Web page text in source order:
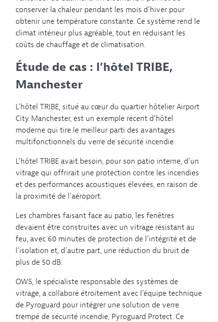
conserver la chaleur pendant les mois d’hiver pour
obtenir une température constante. Ce système rend le
climat intérieur plus agréable, tout en réduisant les
coûts de chauffage et de climatisation.
Étude de cas : l’hôtel TRIBE,
Manchester
L’hôtel TRIBE, situé au cœur du quartier hôtelier Airport
City Manchester, est un exemple récent d’hôtel
moderne qui tire le meilleur parti des avantages
multifonctionnels du verre de sécurité incendie.
L’hôtel TRIBE avait besoin, pour son patio interne, d’un
vitrage qui offrirait une protection contre les incendies
et des performances acoustiques élevées, en raison de
la proximité de l’aéroport.
Les chambres faisant face au patio, les fenêtres
devaient être construites avec un vitrage résistant au
feu, avec 60 minutes de protection de l’intégrité et de
l’isolation et, d’autre part, une réduction du bruit de
plus de 50 dB.
OWS, le spécialiste responsable des systèmes de
vitrage, a collaboré étroitement avec l’équipe technique
de Pyroguard pour intégrer une solution de verre
trempé de sécurité incendie, Pyroguard Protect. Ce